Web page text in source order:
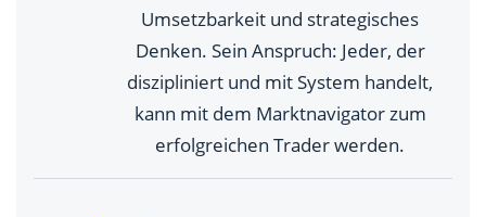
Umsetzbarkeit und strategisches
Denken. Sein Anspruch: Jeder, der
diszipliniert und mit System handelt,
kann mit dem Marktnavigator zum
erfolgreichen Trader werden.